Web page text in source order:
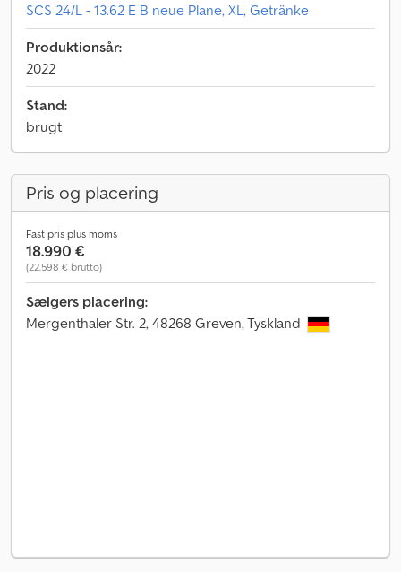
SCS 24/L - 13.62 E B neue Plane, XL, Getränke
Produktionsår:
2022
Stand:
brugt
Pris og placering
Fast pris plus moms
18.990 €
(22.598 € brutto)
Sælgers placering:
Mergenthaler Str. 2, 48268 Greven, Tyskland